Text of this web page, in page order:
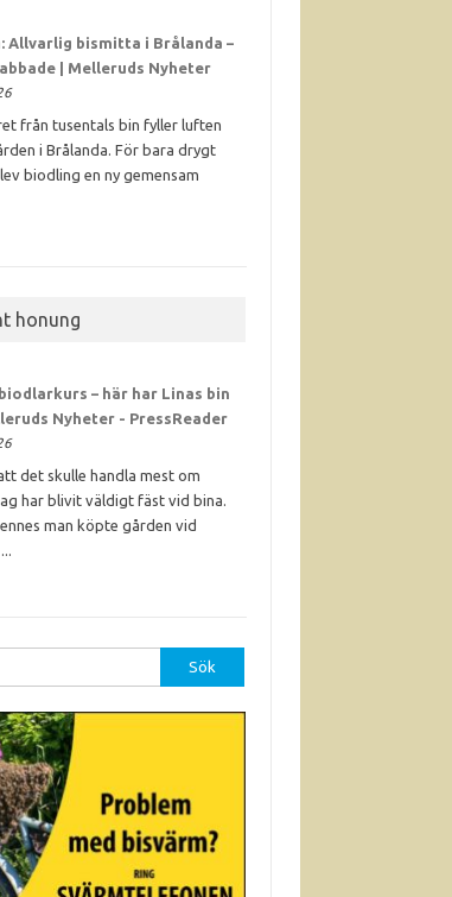
Allvarlig bismitta i Brålanda –
| Melleruds Nyheter
från tusentals bin fyller luften
i Brålanda. För bara drygt
biodling en ny gemensam
honung
– här har Linas bin
Nyheter - PressReader
det skulle handla mest om
har blivit väldigt fäst vid bina.
man köpte gården vid